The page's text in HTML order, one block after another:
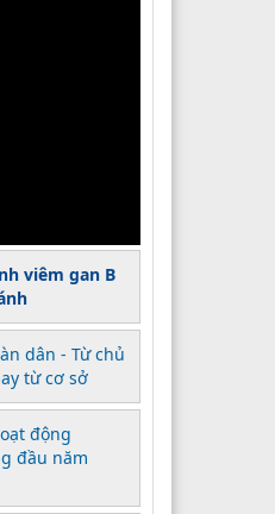
viêm gan B
dân - Từ chủ
từ cơ sở
động
đầu năm